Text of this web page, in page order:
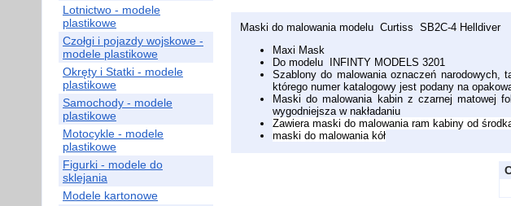
Lotnictwo - modele
plastikowe
Czołgi i pojazdy wojskowe -
modele plastikowe
Okręty i Statki - modele
plastikowe
Samochody - modele
plastikowe
Motocykle - modele
plastikowe
Figurki - modele do
sklejania
Modele kartonowe
Maski do malowania modelu Curtiss SB2C-4 Helldiver
Maxi Mask
Do modelu INFINTY MODELS 3201
Szablony do malowania oznaczeń narodowych,
którego numer katalogowy jest podany na
Maski do malowania kabin z czarnej matowej
wygodniejsza w nakładaniu
Zawiera maski do malowania ram kabiny od
maski do malowania kół